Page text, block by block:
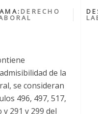
DERECHO
de la
se consideran
496, 497, 517,
291 y 299 del